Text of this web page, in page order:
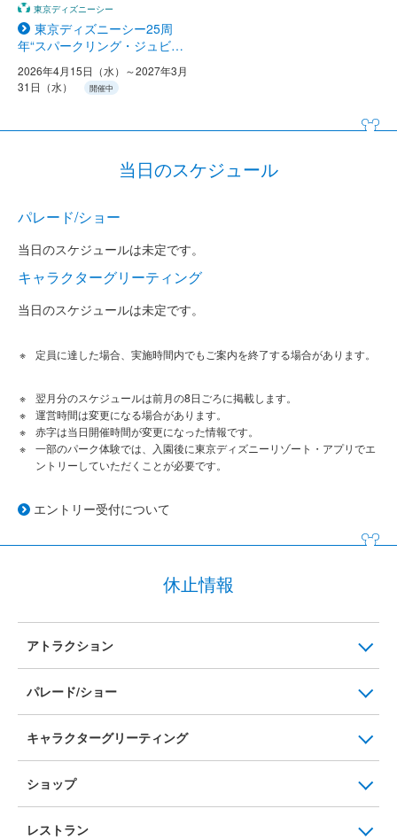
東京ディズニーシー
東京ディズニーシー25周
年“スパークリング・ジュビリ
2026年4月15日（水）～2027年3月
31日（水）
開催中
当日のスケジュール
パレード/ショー
当日のスケジュールは未定です。
キャラクターグリーティング
当日のスケジュールは未定です。
定員に達した場合、実施時間内でもご案内を終了する場合があります。
翌月分のスケジュールは前月の8日ごろに掲載します。
運営時間は変更になる場合があります。
赤字は当日開催時間が変更になった情報です。
一部のパーク体験では、入園後に東京ディズニーリゾート・アプリでエ
ントリーしていただくことが必要です。
エントリー受付について
休止情報
アトラクション
パレード/ショー
キャラクターグリーティング
ショップ
レストラン